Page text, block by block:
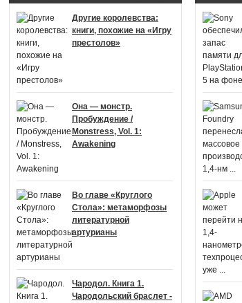
Другие королевства:
книги, похожие на «Игру
престолов»
Она — монстр.
Пробуждение /
Monstress, Vol. 1:
Awakening
Во главе «Круглого
Стола»: метаморфозы
литературной
артурианы
Чародол. Книга 1.
Чародольский браслет -